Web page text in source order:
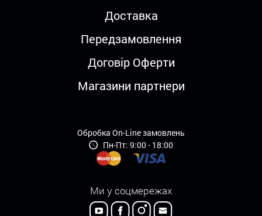
Доставка
Передзамовлення
Договір Оферти
Магазини партнери
Обробка On-Line замовлень
Пн-Пт: 9:00 - 18:00
Ми у соцмережах